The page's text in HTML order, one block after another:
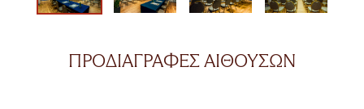
ΠΡΟΔΙΑΓΡΑΦΈΣ ΑΙΘΟΥΣΏΝ